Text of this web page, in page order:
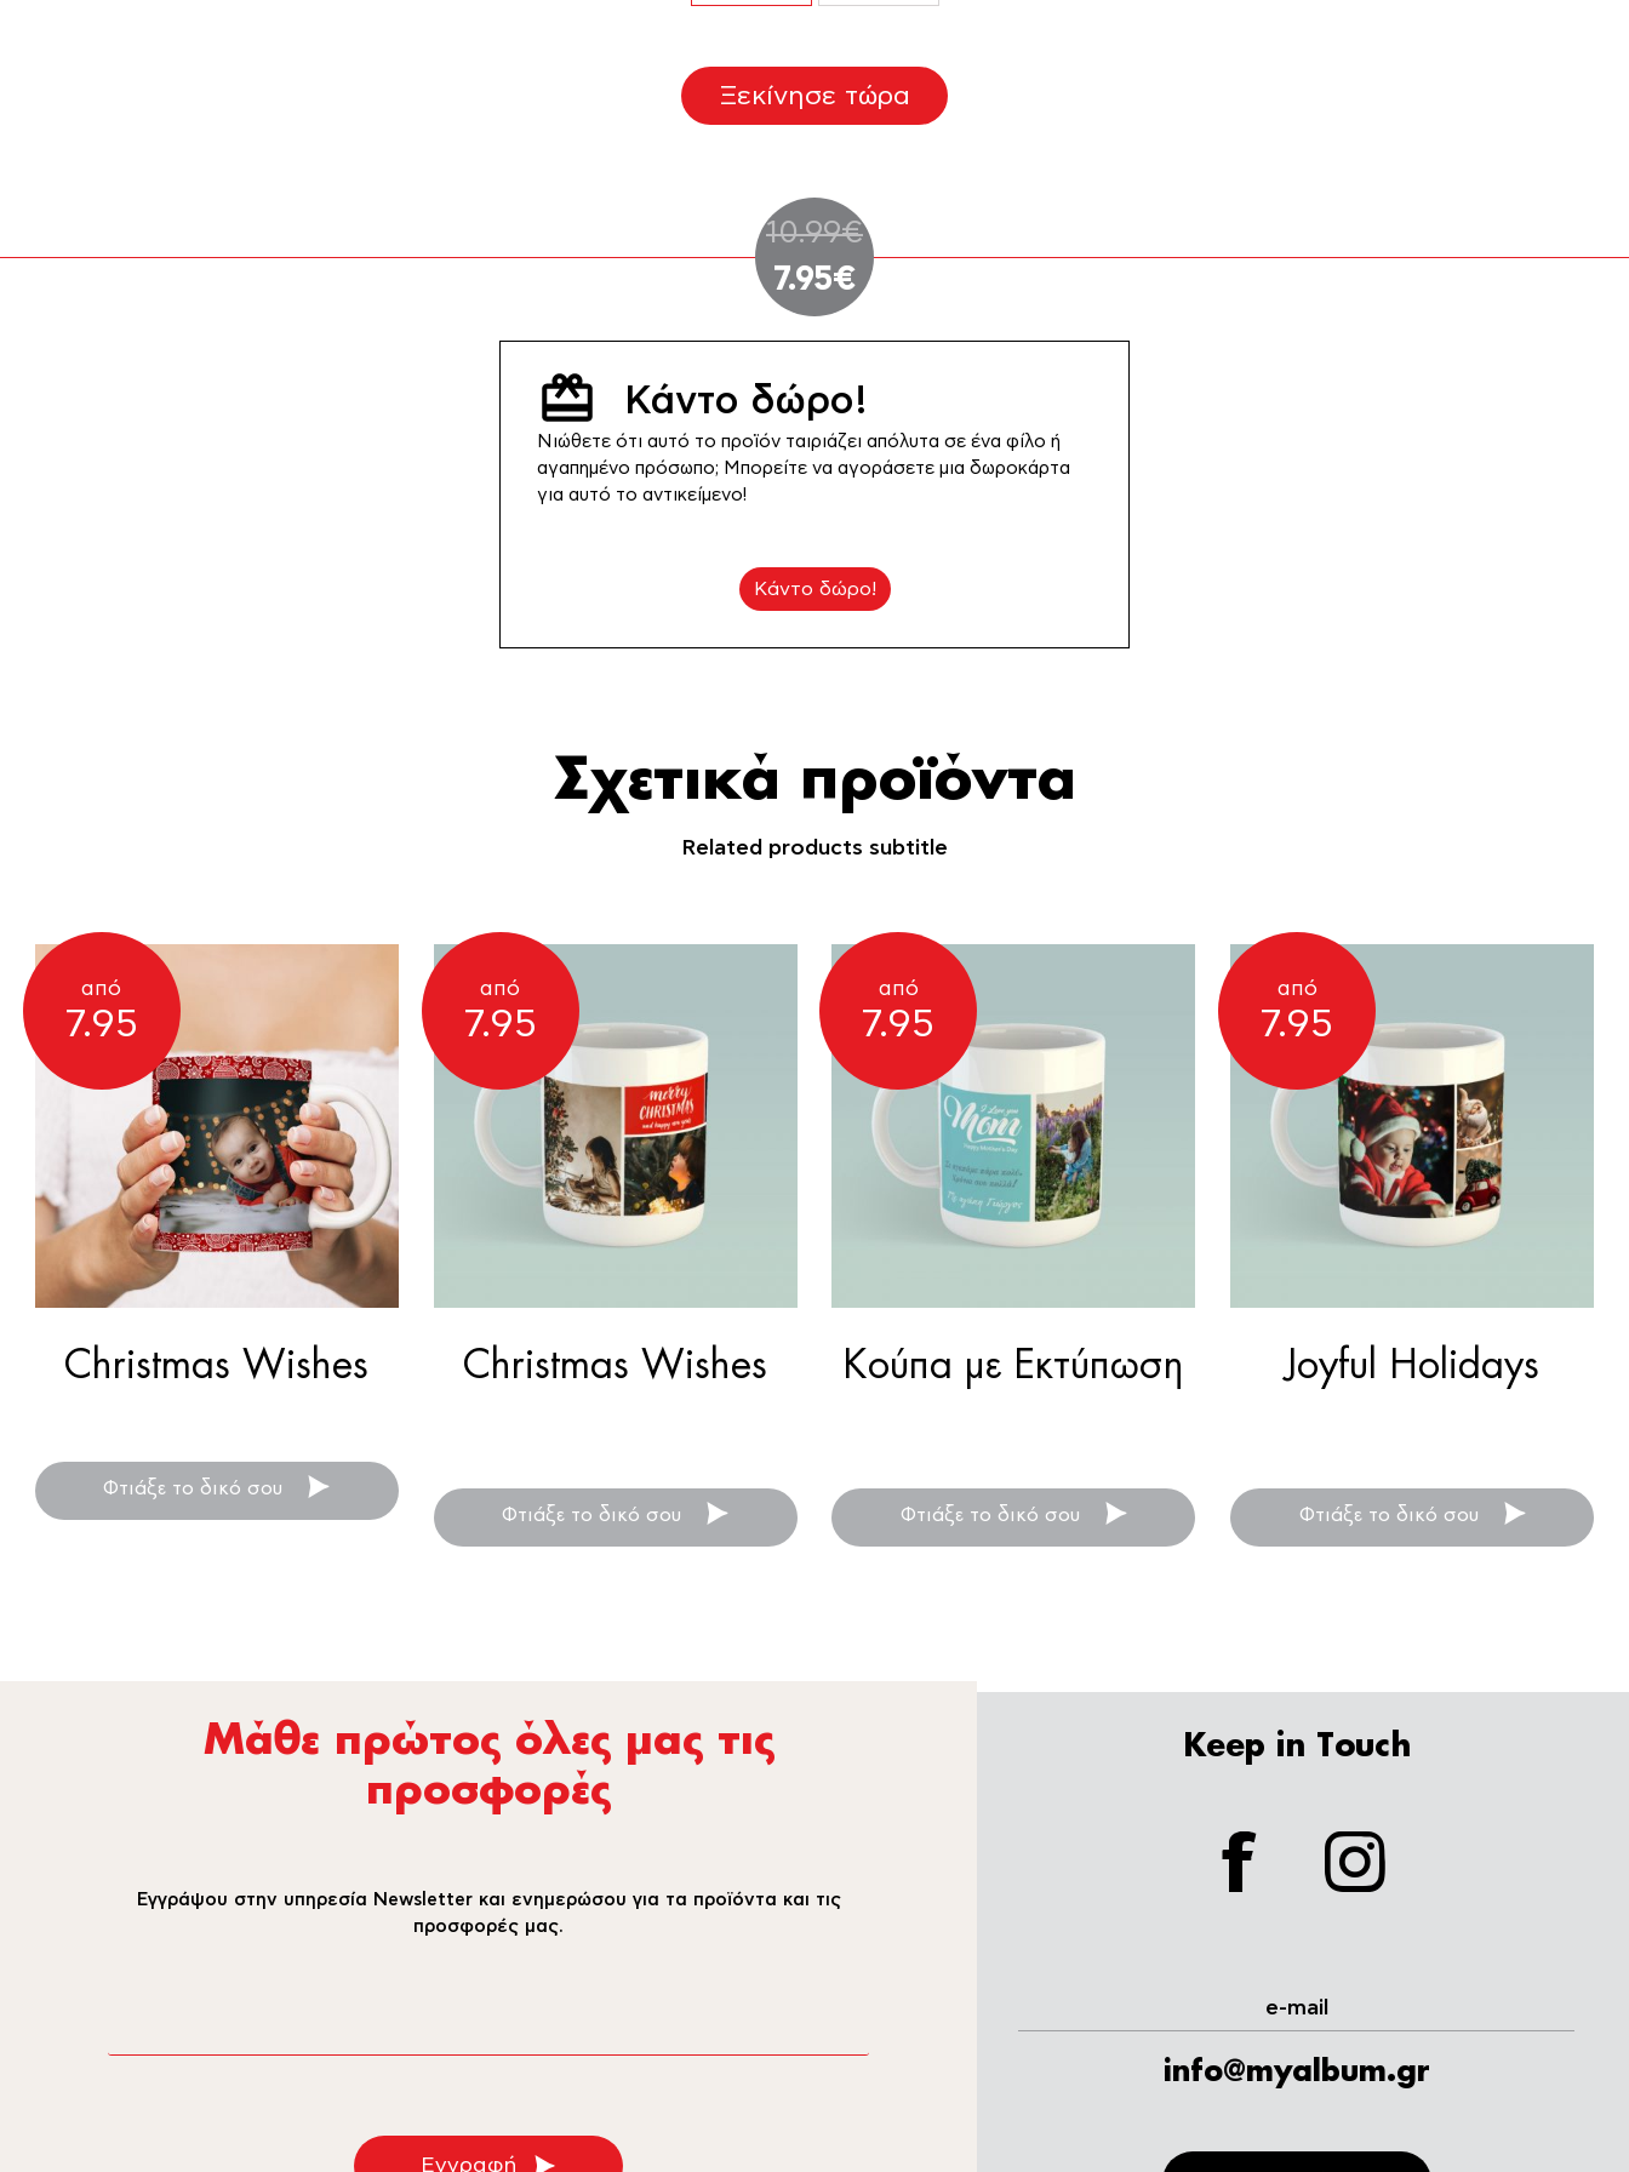
10.99€Original
price
7.95€Η
είναι:
7.95€.
Ξεκίνησε τώρα
Κάντο δώρο!
Νιώθετε ότι αυτό το προϊόν ταιριάζει απόλυτα σε ένα φίλο ή
αγαπημένο πρόσωπο; Μπορείτε να αγοράσετε μια δωροκάρτα
για αυτό το αντικείμενο!
Κάντο δώρο!
Σχετικά προϊόντα
Related products subtitle
Christmas Wishes
από
7.95
Φτιάξε το δικό σου
Christmas Wishes
από
7.95
Φτιάξε το δικό σου
Κούπα με Εκτύπωση
από
7.95
Φτιάξε το δικό σου
Joyful Holidays
από
7.95
Φτιάξε το δικό σου
Μάθε πρώτος όλες µας τις
προσφορές
Εγγράψου στην υπηρεσία Newsletter και ενημερώσου για τα προϊόντα και τις
προσφορές μας.
Εγγραφή
Keep in Touch
facebook
e-mail
info@myalbum.gr